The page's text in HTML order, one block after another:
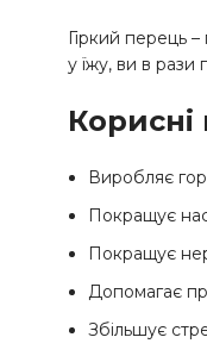
Гіркий перець
у їжу, ви в рази
Корисні
Виробляє
Покращує
Покращує
Допомагає
Збільшує